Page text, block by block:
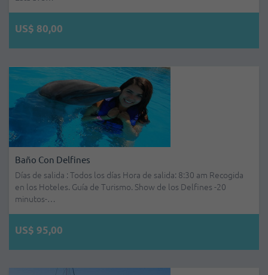
US$ 80,00
Baño Con Delfines
Días de salida : Todos los días Hora de salida: 8:30 am Recogida
en los Hoteles. Guía de Turismo. Show de los Delfines -20
minutos-…
US$ 95,00